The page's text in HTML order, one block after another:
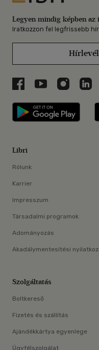
Legyen mindig képben az
Iratkozzon fel legfrissebb
Libri a Facebookon
Libri aLibri az
Libri
Rólunk
Karrier
Impresszum
Társadalmi programok
Adományozás
Akadálymentesítési
Szolgáltatás
Boltkereső
Fizetés és szállítás
Ajándékkártya egyenlege
Ügyfélszolgálat